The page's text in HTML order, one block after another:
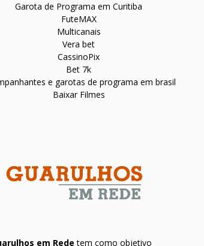
Garota de Programa em Curitiba
FuteMAX
Multicanais
Vera bet
CassinoPix
Bet 7k
e garotas de programa em brasil
Baixar Filmes
em Rede tem como objetivo